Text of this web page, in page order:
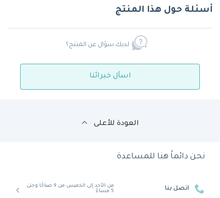
أسئلة حول هذا المنتج
لديك سؤال عن المنتج؟
اسأل خبرائنا
العودة للأعلى
نحن دائماً هنا للمساعدة
اتصل بنا
من الأحد إلى الخميس من 9 صباحًا وحتى
5 مساءً